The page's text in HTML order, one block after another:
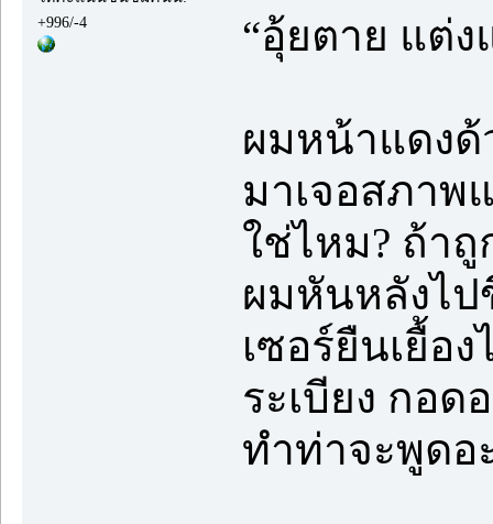
+996/-4
“อุ้ยตาย แต่
ผมหน้าแดง
มาเจอสภาพ
ใช่ไหม? ถ้า
ผมหันหลังไป
เซอร์ยืนเยื้อ
ระเบียง กอ
ทำท่าจะพูดอ